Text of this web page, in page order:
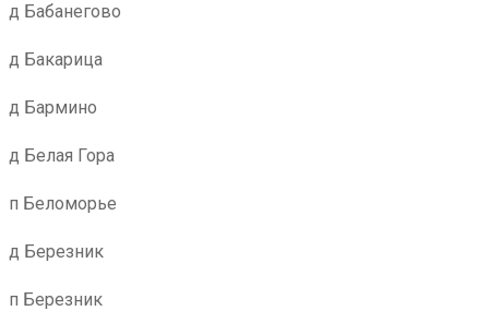
д Бабанегово
д Бакарица
д Бармино
д Белая Гора
п Беломорье
д Березник
п Березник